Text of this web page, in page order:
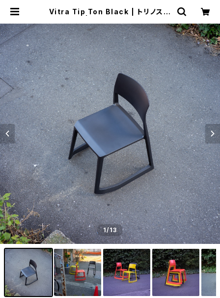
Vitra Tip Ton Black | トリノス-t
ルショップ・古着
1/13